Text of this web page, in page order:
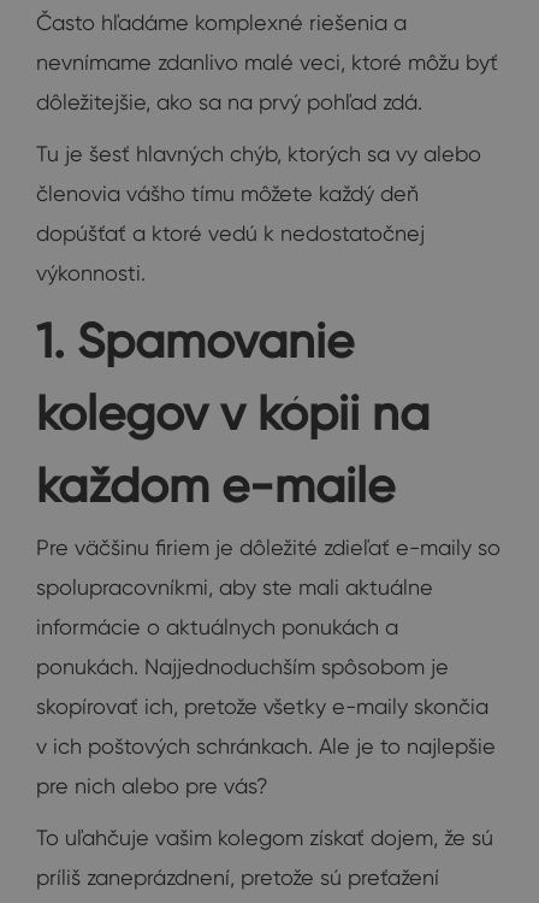
Často hľadáme komplexné riešenia a
nevnímame zdanlivo malé veci, ktoré môžu byť
dôležitejšie, ako sa na prvý pohľad zdá.
Tu je šesť hlavných chýb, ktorých sa vy alebo
členovia vášho tímu môžete každý deň
dopúšťať a ktoré vedú k nedostatočnej
výkonnosti.
1. Spamovanie
kolegov v kópii na
každom e-maile
Pre väčšinu firiem je dôležité zdieľať e-maily so
spolupracovníkmi, aby ste mali aktuálne
informácie o aktuálnych ponukách a
ponukách. Najjednoduchším spôsobom je
skopírovať ich, pretože všetky e-maily skončia
v ich poštových schránkach. Ale je to najlepšie
pre nich alebo pre vás?
To uľahčuje vašim kolegom získať dojem, že sú
príliš zaneprázdnení, pretože sú preťažení